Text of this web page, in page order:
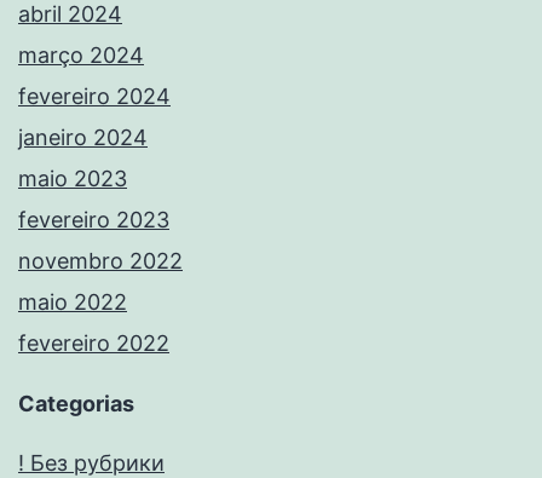
abril 2024
março 2024
fevereiro 2024
janeiro 2024
maio 2023
fevereiro 2023
novembro 2022
maio 2022
fevereiro 2022
Categorias
! Без рубрики